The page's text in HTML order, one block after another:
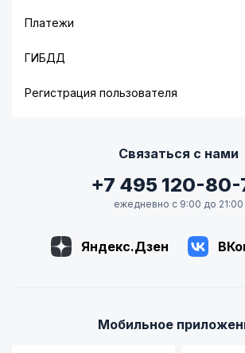
Платежи
ГИБДД
Регистрация пользователя
Связаться с нами
+7 495 120-
ежедневно с 9:00 до 21:00
Яндекс.Дзен
Мобильное